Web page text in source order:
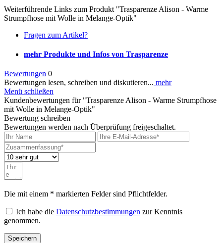
Weiterführende Links zum Produkt "Trasparenze Alison - Warme
Strumpfhose mit Wolle in Melange-Optik"
Fragen zum Artikel?
mehr Produkte und Infos von Trasparenze
Bewertungen 0
Bewertungen lesen, schreiben und diskutieren... mehr
Menü schließen
Kundenbewertungen für "Trasparenze Alison - Warme Strumpfhose
mit Wolle in Melange-Optik"
Bewertung schreiben
Bewertungen werden nach Überprüfung freigeschaltet.
Die mit einem * markierten Felder sind Pflichtfelder.
Ich habe die Datenschutzbestimmungen zur Kenntnis
genommen.
Speichern